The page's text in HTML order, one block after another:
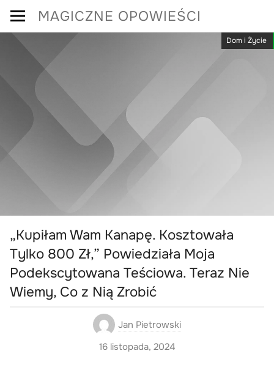
Skip
MAGICZNE OPOWIEŚCI
Dom i Życie
„Kupiłam Wam Kanapę. Kosztowała
Tylko 800 Zł,” Powiedziała Moja
Podekscytowana Teściowa. Teraz Nie
Wiemy, Co z Nią Zrobić
Jan Pietrowski
16 listopada, 2024